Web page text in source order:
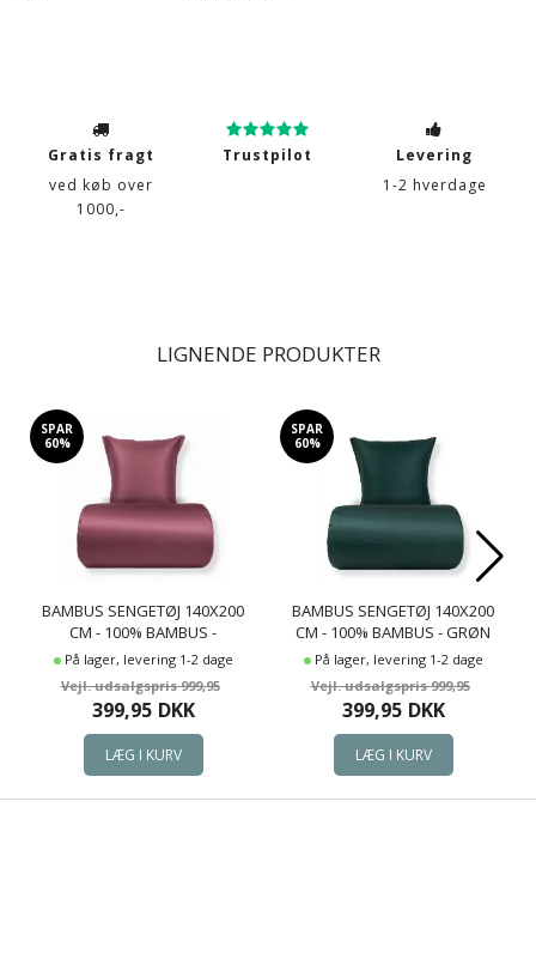
Gratis fragt
ved køb over
1000,-
Trustpilot
Levering
1-2 hverdage
LIGNENDE PRODUKTER
SPAR
60%
BAMBUS SENGETØJ 140X200
CM - 100% BAMBUS -
BORDEAUX
På lager, levering 1-2 dage
999,95
399,95 DKK
SPAR
60%
BAMBUS SENGETØJ 140X200
CM - 100% BAMBUS - GRØN
På lager, levering 1-2 dage
999,95
399,95 DKK